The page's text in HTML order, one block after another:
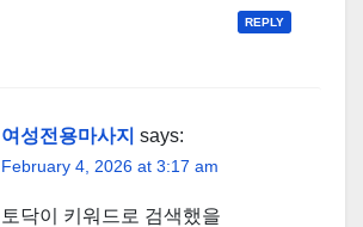
REPLY
여성전용마사지 says:
February 4, 2026 at 3:17 am
토닥이 키워드로 검색했을